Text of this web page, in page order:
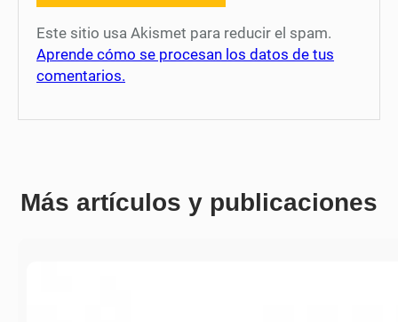
Este sitio usa Akismet para reducir el spam.
Aprende cómo se procesan los datos de tus
comentarios.
Más artículos y publicaciones